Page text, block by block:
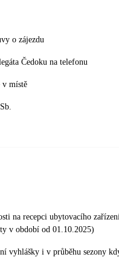
o zájezdu
Čedoku na telefonu
v místě
na recepci ubytovacího
v období od 01.10.2025)
vyhlášky i v průběhu sezony